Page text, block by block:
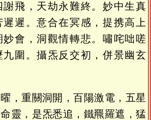
謝飛，天劫永難終。妙中生真
遲遲。意合在冥感，提携高上
妙會，洞觀情轉悲。嘯咤咄嗟
九圍。攝炁反交初，併景幽玄
，重關洞開，百陽激電，五星
靈，是炁悉追，鐵羆羅遮，猛